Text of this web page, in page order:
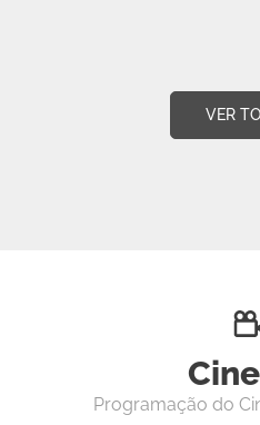
VER
Programação do